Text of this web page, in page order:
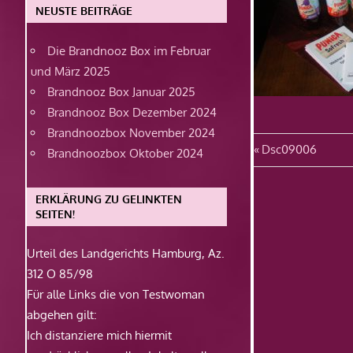
Vorheriger
Beitrag:
Dsc09006
NEUSTE BEITRÄGE
Die Brandnooz Box im Februar
und März 2025
Brandnooz Box Januar 2025
Brandnooz Box Dezember 2024
Brandnoozbox November 2024
Brandnoozbox Oktober 2024
ERKLÄRUNG ZU GELINKTEN
SEITEN!
Urteil des Landgerichts Hamburg, Az.
312 O 85/98
Für alle Links die von Testwoman
abgehen gilt:
Ich distanziere mich hiermit